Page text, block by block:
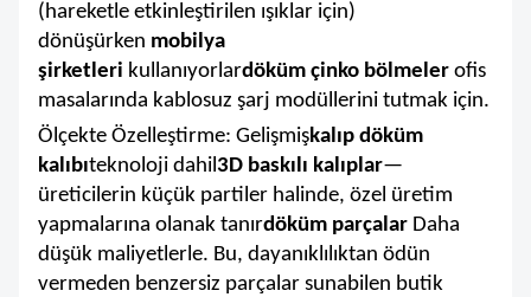
(hareketle etkinleştirilen ışıklar için)
dönüşürken mobilya
şirketleri kullanıyorlardöküm çinko bölmeler ofis
masalarında kablosuz şarj modüllerini tutmak için.
Ölçekte Özelleştirme: Gelişmişkalıp döküm
kalıbıteknoloji dahil3D baskılı kalıplar—
üreticilerin küçük partiler halinde, özel üretim
yapmalarına olanak tanırdöküm parçalar Daha
düşük maliyetlerle. Bu, dayanıklılıktan ödün
vermeden benzersiz parçalar sunabilen butik